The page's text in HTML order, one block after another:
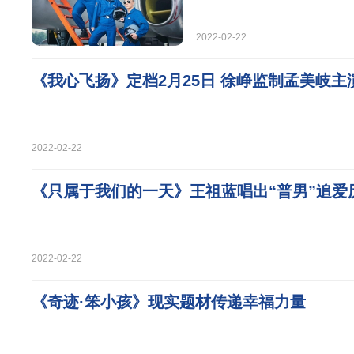
2022-02-22
《我心飞扬》定档2月25日 徐峥监制孟美岐主
2022-02-22
《只属于我们的一天》王祖蓝唱出“普男”追爱
2022-02-22
《奇迹·笨小孩》现实题材传递幸福力量